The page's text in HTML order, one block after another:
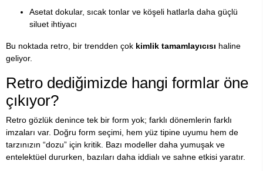
Asetat dokular, sıcak tonlar ve köşeli hatlarla daha güçlü
siluet ihtiyacı
Bu noktada retro, bir trendden çok kimlik tamamlayıcısı haline
geliyor.
Retro dediğimizde hangi formlar öne
çıkıyor?
Retro gözlük denince tek bir form yok; farklı dönemlerin farklı
imzaları var. Doğru form seçimi, hem yüz tipine uyumu hem de
tarzınızın “dozu” için kritik. Bazı modeller daha yumuşak ve
entelektüel dururken, bazıları daha iddialı ve sahne etkisi yaratır.